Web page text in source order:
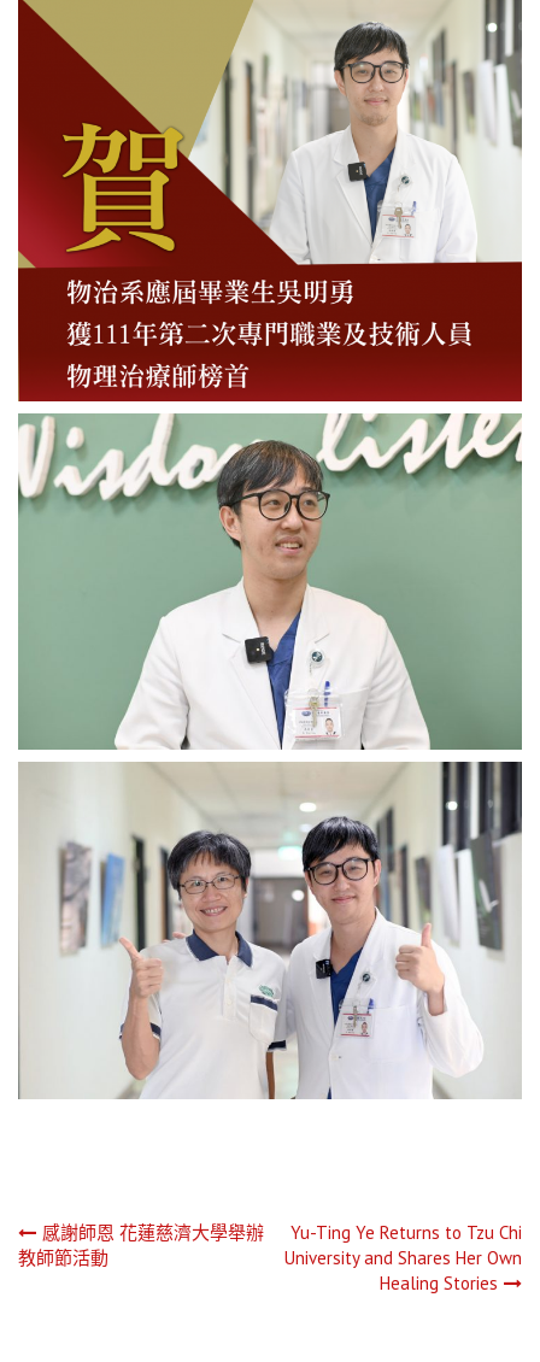
文感謝師恩 花蓮慈濟大學舉辦
教師節活動
Yu-Ting Ye Returns to Tzu Chi
University and Shares Her Own
Healing Stories